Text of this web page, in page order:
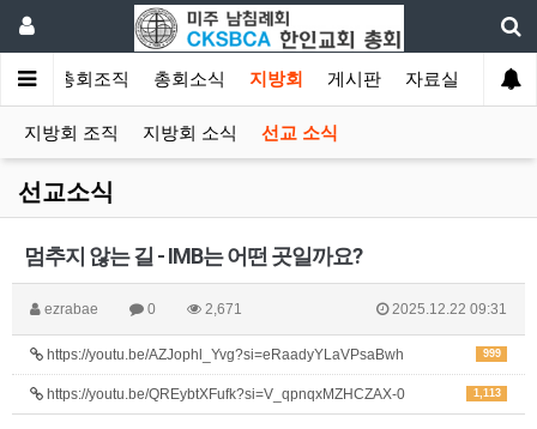
개 총회조직 총회소식 지방회 게시판 자료실
지방회 조직 지방회 소식 선교 소식
선교소식
멈추지 않는 길 - IMB는 어떤 곳일까요?
ezrabae 0 2,671 2025.12.22 09:31
999
https://youtu.be/AZJophl_Yvg?si=eRaadyYLaVPsaBwh
1,113
https://youtu.be/QREybtXFufk?si=V_qpnqxMZHCZAX-0